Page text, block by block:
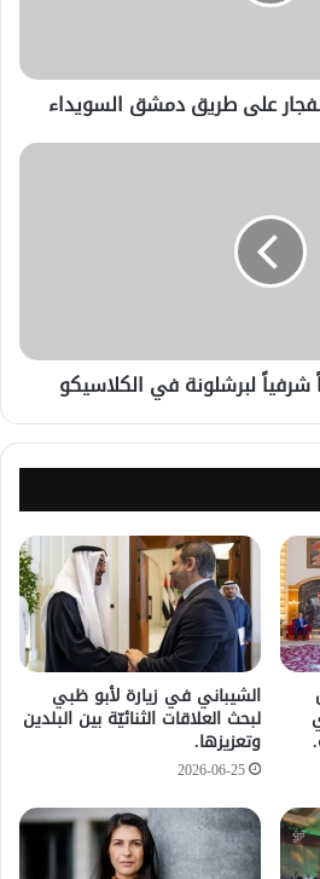
على طريق دمشق السويداء
لبرشلونة في الكلاسيكو
الشيباني في زيارة لأبو ظبي
لبحث العلاقات الثنائيّة بين البلدين
وتعزيزها.
2026-06-25